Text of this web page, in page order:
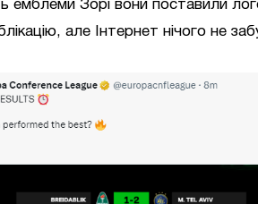
емблеми Зорі вони поставили
але Інтернет нічого не